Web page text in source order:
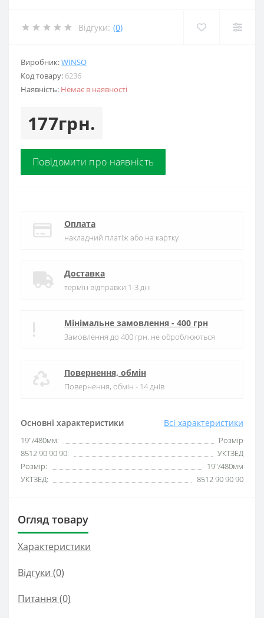
Відгуки: (0)
Виробник:WINSO
Код товару: 6236
Наявність: Немає в наявності
177грн.
Повідомити про наявність
Основні характеристики Всі характеристики
19"/480мм:
Розмір
8512 90 90 90:
УКТЗЕД
Розмір:
19"/480мм
УКТЗЕД:
8512 90 90 90
Оплата
накладний платіж або на картку
Доставка
термін відправки 1-3 дні
Мінімальне замовлення - 400 грн
Замовлення до 400 грн. не оброблюються
Повернення, обмін
Повернення, обмін - 14 днів
Огляд товару
Характеристики
Відгуки (0)
Питання (0)